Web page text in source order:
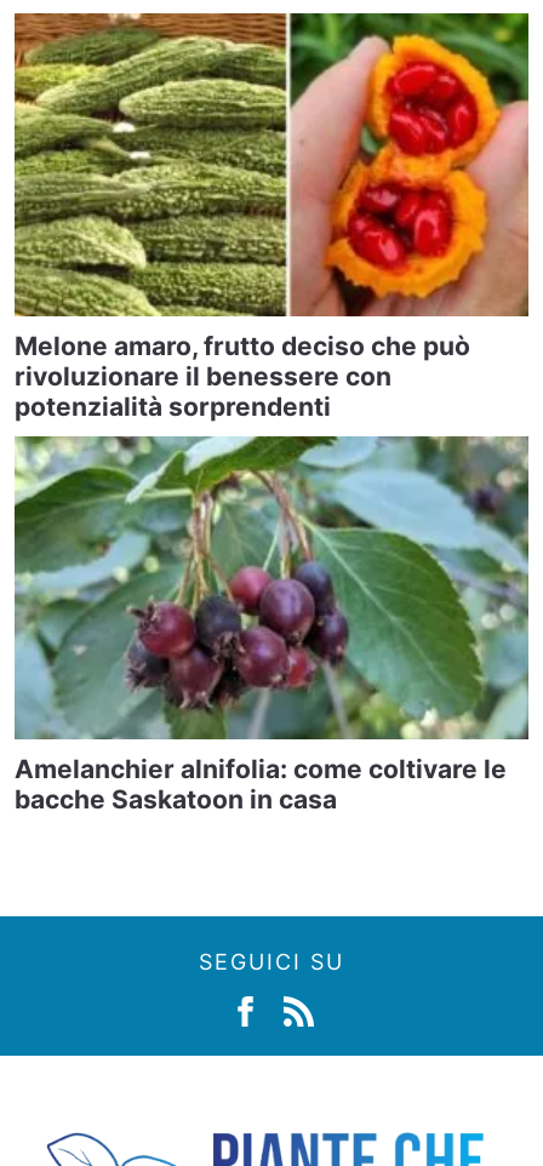
Melone amaro, frutto deciso che può
rivoluzionare il benessere con
potenzialità sorprendenti
Amelanchier alnifolia: come coltivare le
bacche Saskatoon in casa
SEGUICI SU